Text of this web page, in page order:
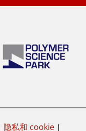
隐私和 cookie |